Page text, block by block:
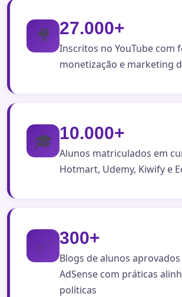
🎥 27.000+
Inscritos no YouTube com
monetização e marketing
🎓 10.000+
Alunos matriculados em
Hotmart, Udemy, Kiwify e
✅ 300+
Blogs de alunos
AdSense com práticas
políticas